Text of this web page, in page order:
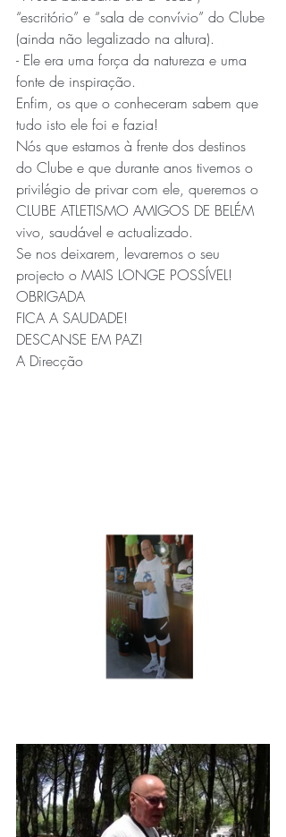
“escritório” e “sala de convívio” do Clube
(ainda não legalizado na altura).
- Ele era uma força da natureza e uma
fonte de inspiração.
Enfim, os que o conheceram sabem que
tudo isto ele foi e fazia!
Nós que estamos à frente dos destinos
do Clube e que durante anos tivemos o
privilégio de privar com ele, queremos o
CLUBE ATLETISMO AMIGOS DE BELÉM
vivo, saudável e actualizado.
Se nos deixarem, levaremos o seu
projecto o MAIS LONGE POSSÍVEL!
OBRIGADA
FICA A SAUDADE!
DESCANSE EM PAZ!
A Direcção